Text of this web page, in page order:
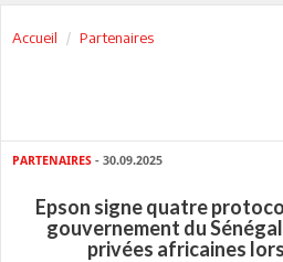
Accueil Partenaires
PARTENAIRES - 30.09.2025
Epson signe quatre
gouvernement du
privées africaines